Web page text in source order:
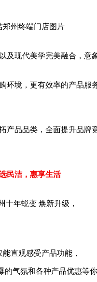
郑州终端门店图片
现代美学完美融合，意
境，更有效率的产品
品品类，全面提升品
民洁，惠享生活
十年蜕变 焕新升级，
能直观感受产品功能，
的气氛和各种产品优惠等